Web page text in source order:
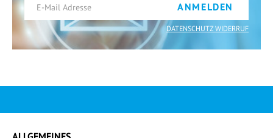
ANMELDEN
DATENSCHUTZ WIDERRUF